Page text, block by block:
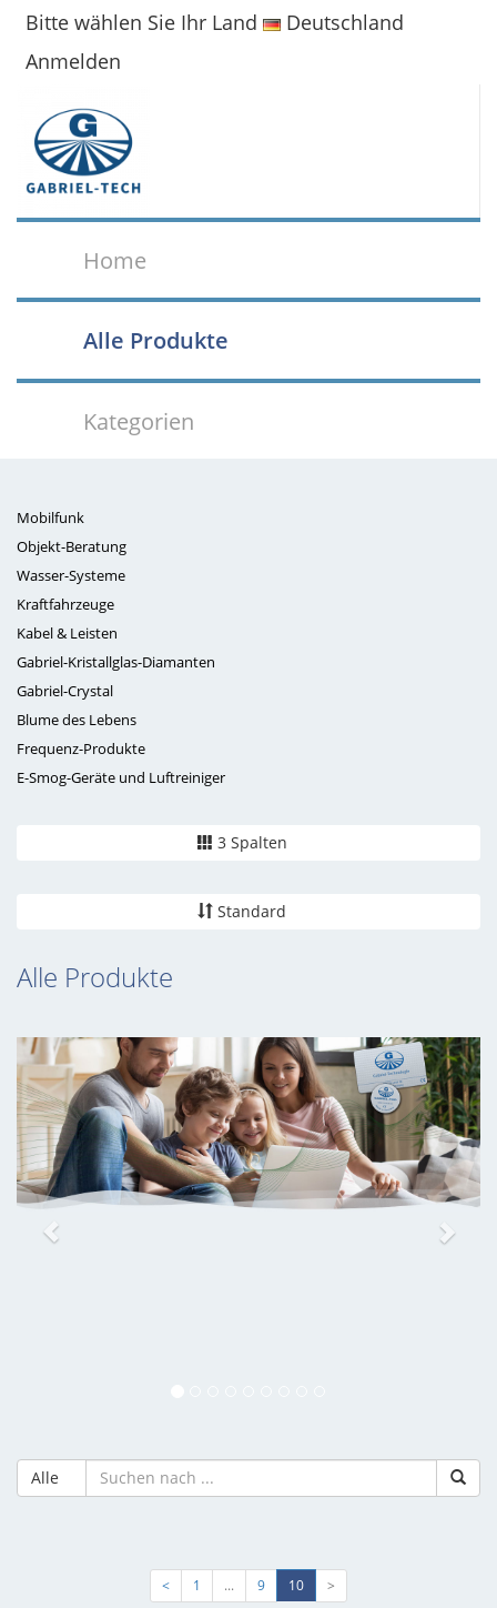
Bitte wählen Sie Ihr Land
Deutschland
Anmelden
Home
Alle Produkte
Kategorien
Mobilfunk
Objekt-Beratung
Wasser-Systeme
Kraftfahrzeuge
Kabel & Leisten
Gabriel-Kristallglas-Diamanten
Gabriel-Crystal
Blume des Lebens
Frequenz-Produkte
E-Smog-Geräte und Luftreiniger
3 Spalten
Standard
Alle Produkte
Previous Next
Alle
< 1 ... 9 10 >